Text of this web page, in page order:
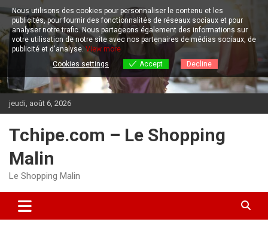
Aller
au
contenu
jeudi, août 6, 2026
Tchipe.com – Le Shopping
Malin
Le Shopping Malin
Nous utilisons des cookies pour personnaliser le contenu et les
publicités, pour fournir des fonctionnalités de réseaux sociaux et pour
analyser notre trafic.Nous partageons également des informations sur
votre utilisation de notre site avec nos partenaires de médias sociaux, de
publicité et d'analyse. View more
Cookies settings
Accept Decline